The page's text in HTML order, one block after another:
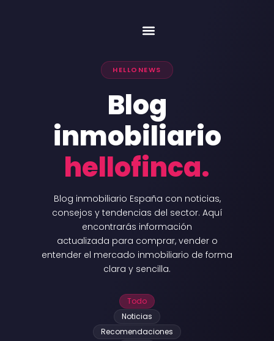
HELLONEWS
Blog
inmobiliario
hellofinca.
Blog inmobiliario España con noticias,
consejos y tendencias del sector. Aquí
encontrarás información
actualizada para comprar, vender o
entender el mercado inmobiliario de forma
clara y sencilla.
Todo
Noticias
Recomendaciones